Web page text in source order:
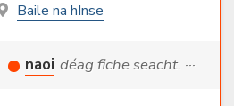
Baile na hInse
naoi déag fiche seacht. ···